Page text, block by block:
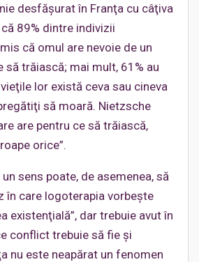
desfăşurat în Franţa cu câţiva
89% dintre indivizii
că omul are nevoie de un
să trăiască; mai mult, 61% au
lor există ceva sau cineva
să moară. Nietzsche
are pentru ce să trăiască,
orice”.
sens poate, de asemenea, să
în care logoterapia vorbeşte
existenţială”, dar trebuie avut în
conflict trebuie să fie şi
nu este neapărat un fenomen